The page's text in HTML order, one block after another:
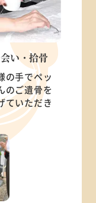
い・拾骨
の手でペッ
のご遺骨を
ていただき